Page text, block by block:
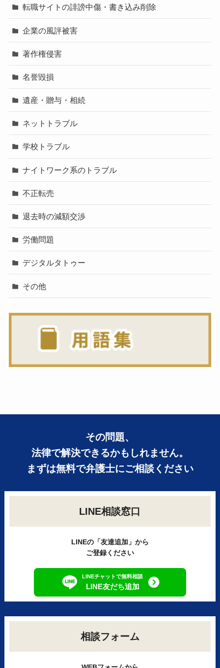
転職サイトの誹謗中傷・書き込み削除
企業の風評被害
著作権侵害
名誉毀損
遺産・贈与・相続
ネットトラブル
学校トラブル
ナイトワーク系のトラブル
不正転売
退去時の減額交渉
労働問題
デジタルタトゥー
その他
その問題、
法律で解決できるかもしれません。
まずは無料で弁護士にご相談ください
LINE相談窓口
LINEの「友達追加」から
ご登録ください
LINEチャットで無料相談
LINE友だち追加
相談フォーム